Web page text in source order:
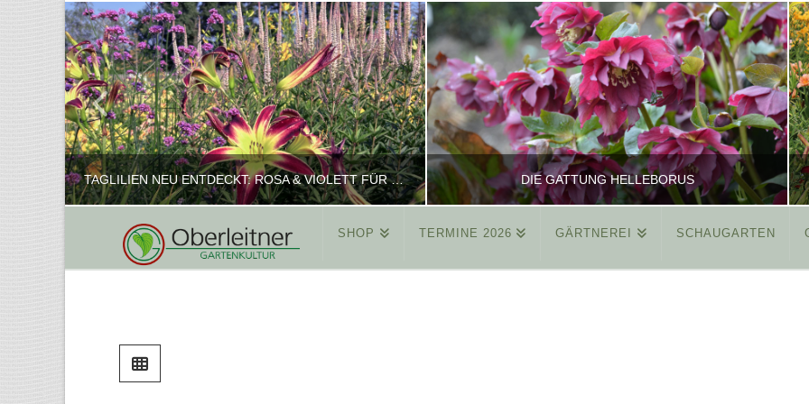
TAGLILIEN NEU ENTDECKT: ROSA & VIOLETT FÜR ROMANTISCHE PFLANZKOMBINATIONEN
REINHARD
DIE GATTUNG HELLEBORUS
REINHARD
SHOP TERMINE 2026 GÄRTNEREI SCHAUGARTEN